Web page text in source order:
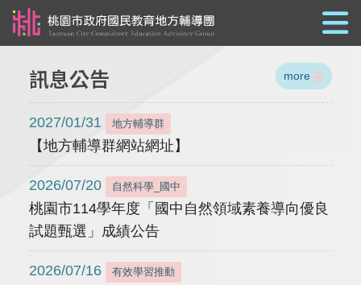
訊息公告 more
2027/01/31 地方輔導群
【地方輔導群網站網址】
2026/07/20 自然科學_國中
桃園市114學年度「國中自然領域素養導向優良
試題甄選」成績公告
2026/07/16 有效學習推動